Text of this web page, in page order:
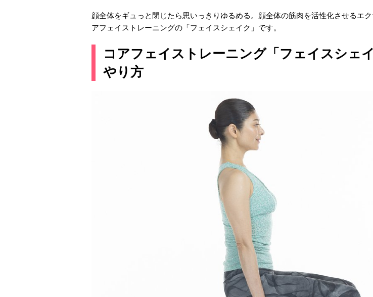
顔全体をギュっと閉じたら思いっきりゆるめる。顔全体の筋肉を活性化させるエ
アフェイストレーニングの「フェイスシェイク」です。
コアフェイストレーニング「フェイスシェ
やり方